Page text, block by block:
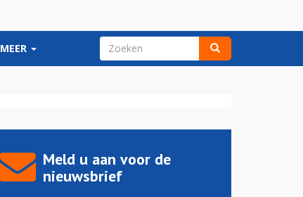
MEER ZOEKVELD
Meld u aan voor de
nieuwsbrief